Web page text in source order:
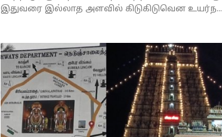
இதுவரை இல்லாத அளவில் கிடுகிடுவென உயர்ந...